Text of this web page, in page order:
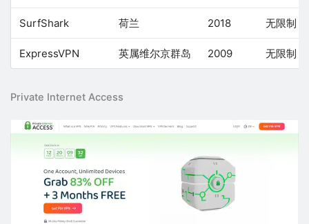
SurfShark 荷兰 2018 无限制
ExpressVPN 英属维尔京群岛 2009 无限制
Private Internet Access